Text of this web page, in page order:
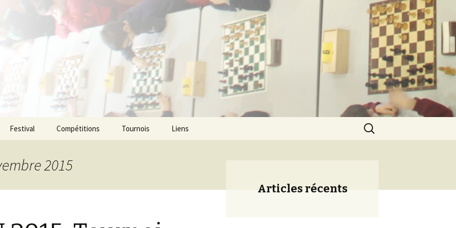
de l agglomération
Festival Compétitions Tournois Liens
Rechercher :
2015
Articles récents